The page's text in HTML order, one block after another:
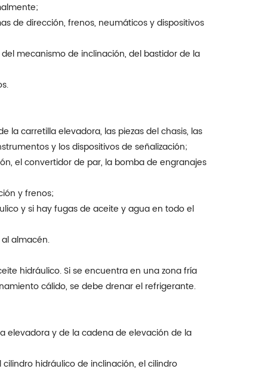
de dirección, frenos, neumáticos y dispositivos
mecanismo de inclinación, del bastidor de la
la carretilla elevadora, las piezas del chasis, las
y los dispositivos de señalización;
el convertidor de par, la bomba de engranajes
y frenos;
y si hay fugas de aceite y agua en todo el
almacén.
hidráulico. Si se encuentra en una zona fría
cálido, se debe drenar el refrigerante.
elevadora y de la cadena de elevación de la
hidráulico de inclinación, el cilindro